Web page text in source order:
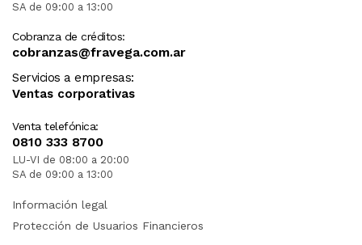
SA de 09:00 a 13:00
Cobranza de créditos:
cobranzas@fravega.com.ar
Servicios a empresas:
Ventas corporativas
Venta telefónica:
0810 333 8700
LU-VI de 08:00 a 20:00
SA de 09:00 a 13:00
Información legal
Protección de Usuarios Financieros